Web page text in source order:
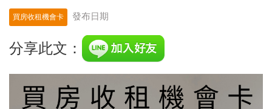
買房收租機會卡 發布日期
分享此文：